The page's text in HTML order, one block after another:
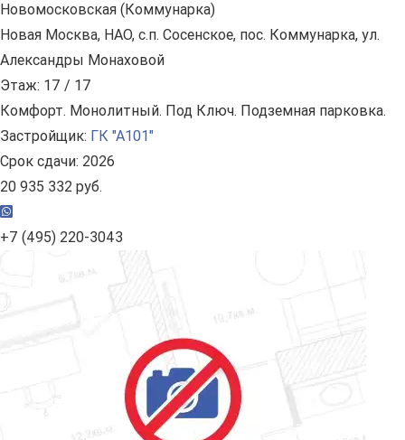
Новомосковская (Коммунарка)
Новая Москва, НАО, с.п. Сосенское, пос. Коммунарка, ул.
Александры Монаховой
Этаж: 17 / 17
Комфорт. Монолитный. Под Ключ. Подземная парковка.
Застройщик: ГК "А101"
Срок сдачи: 2026
20 935 332 руб.
+7 (495) 220-3043